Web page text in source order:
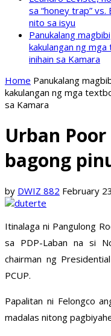
sa “honey trap”
nito sa isyu
Panukalang
kakulangan ng
inihain sa Kamara
Home Panukalang
kakulangan ng mga
sa Kamara
Urban
bagong
by DWIZ 882 February
Itinalaga ni Pangulong
sa PDP-Laban na si
chairman ng
PCUP.
Papalitan ni Felongco
madalas nitong